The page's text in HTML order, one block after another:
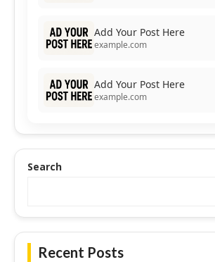
Add Your Post Here
example.com
Add Your Post Here
example.com
Search
Recent Posts